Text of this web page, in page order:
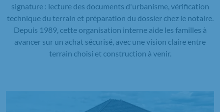
signature : lecture des documents d'urbanisme, vérification
technique du terrain et préparation du dossier chez le notaire.
Depuis 1989, cette organisation interne aide les familles à
avancer sur un achat sécurisé, avec une vision claire entre
terrain choisi et construction à venir.